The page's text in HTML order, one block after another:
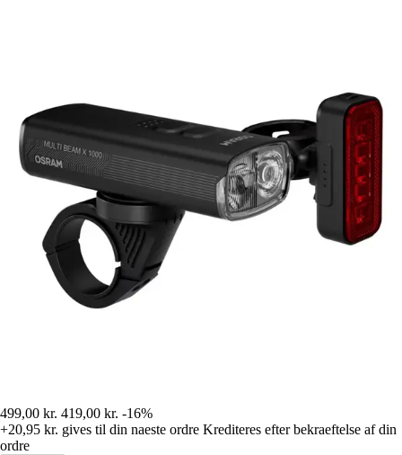
499,00 kr. 419,00 kr. -16%
+20,95 kr. gives til din naeste ordre Krediteres efter bekraeftelse af din
ordre